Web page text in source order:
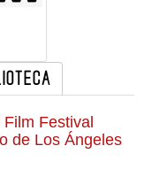
Festival
de Los Ángeles